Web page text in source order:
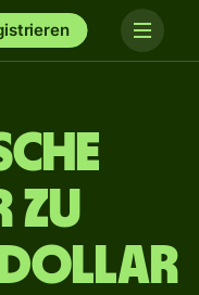
zu
Dollar